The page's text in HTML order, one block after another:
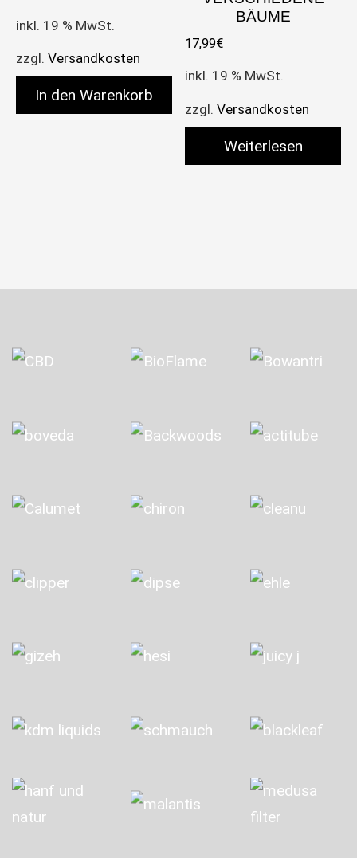
inkl. 19 % MwSt.
zzgl. Versandkosten
In den Warenkorb
BÄUME
17,99€
inkl. 19 % MwSt.
zzgl.Versandkosten
Weiterlesen